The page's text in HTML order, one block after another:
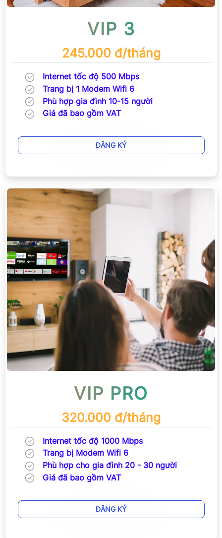
VIP 3
245.000 đ/tháng
Internet tốc độ 500 Mbps
Trang bị 1 Modem Wifi 6
Phù hợp gia đình 10-15 người
Giá đã bao gồm VAT
ĐĂNG KÝ
VIP PRO
320.000 đ/tháng
Internet tốc độ 1000 Mbps
Trang bị Modem Wifi 6
Phù hợp cho gia đình 20 - 30 người
Giá đã bao gồm VAT
ĐĂNG KÝ